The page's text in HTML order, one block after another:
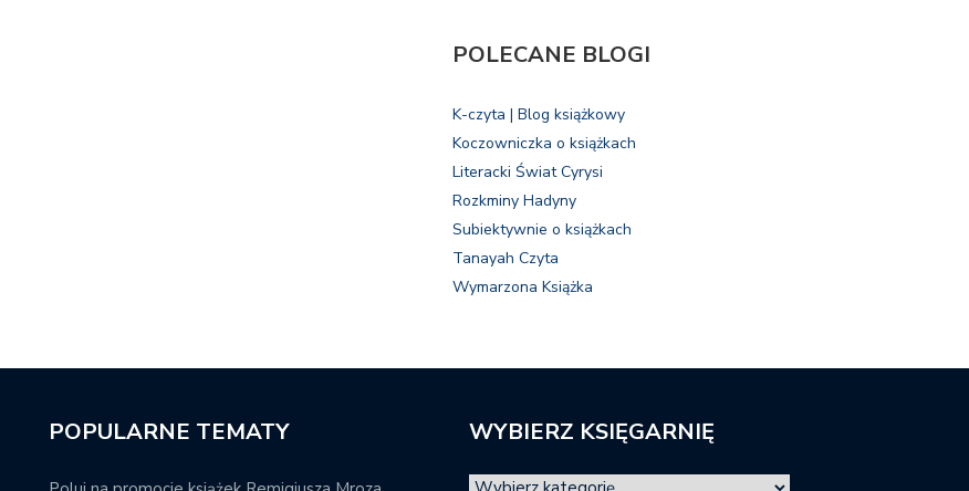
POLECANE BLOGI
K-czyta | Blog książkowy
Koczowniczka o książkach
Literacki Świat Cyrysi
Rozkminy Hadyny
Subiektywnie o książkach
Tanayah Czyta
Wymarzona Książka
POPULARNE TEMATY WYBIERZ KSIĘGARNIĘ